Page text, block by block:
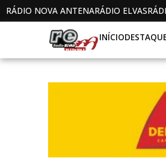
RÁDIO NOVA ANTENARÁDIO ELVAS
INÍCIO